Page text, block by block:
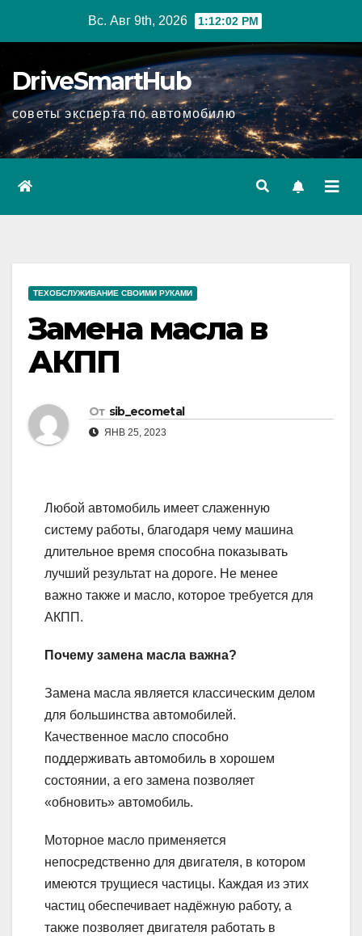
Вс. Авг 9th, 2026 1:12:03 PM
DriveSmartHub
советы эксперта по автомобилю
ТЕХОБСЛУЖИВАНИЕ СВОИМИ РУКАМИ
Замена масла в
АКПП
От sib_ecometal
ЯНВ 25, 2023
Любой автомобиль имеет слаженную
систему работы, благодаря чему машина
длительное время способна показывать
лучший результат на дороге. Не менее
важно также и масло, которое требуется для
АКПП.
Почему замена масла важна?
Замена масла является классическим делом
для большинства автомобилей.
Качественное масло способно
поддерживать автомобиль в хорошем
состоянии, а его замена позволяет
«обновить» автомобиль.
Моторное масло применяется
непосредственно для двигателя, в котором
имеются трущиеся частицы. Каждая из этих
частиц обеспечивает надёжную работу, а
также позволяет двигателя работать в